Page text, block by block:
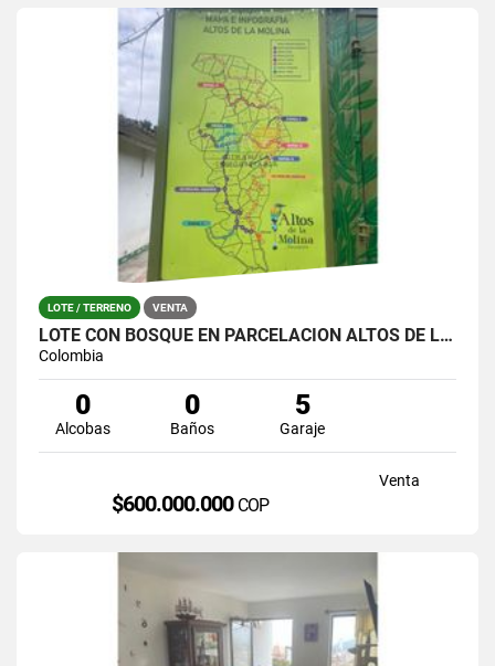
LOTE / TERRENO VENTA
LOTE CON BOSQUE EN PARCELACIÓN ALTOS DE LA MOLINA – GUARNE
Colombia
0
Alcobas
0
Baños
5
Garaje
Venta
$600.000.000 COP